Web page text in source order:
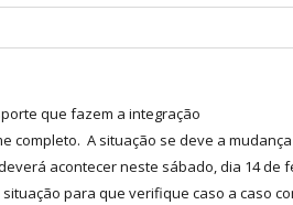
que fazem a integração
completo. A situação se deve a
acontecer neste sábado, dia 14 de
para que verifique caso a caso